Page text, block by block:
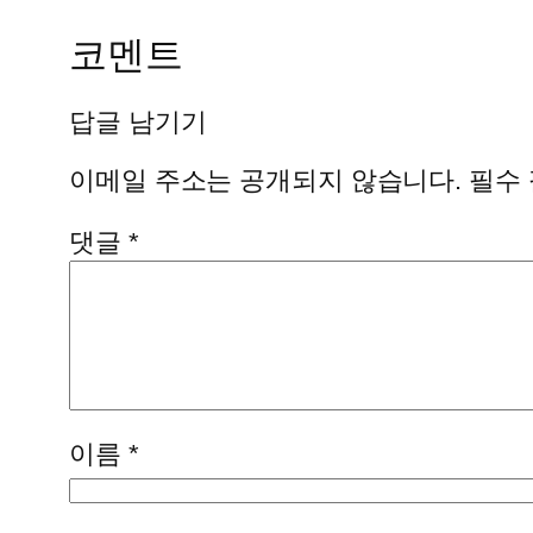
코멘트
답글 남기기
이메일 주소는 공개되지 않습니다. 필수
댓글 *
이름 *